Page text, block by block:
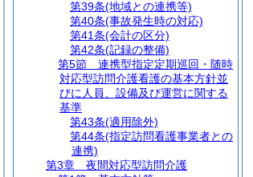
第39条(地域との連携等)
第40条(事故発生時の対応)
第41条(会計の区分)
第42条(記録の整備)
第5節
連携型指定定期巡回・随時
対応型訪問介護看護の基本方針並
びに人員、設備及び運営に関する
基準
第43条(適用除外)
第44条(指定訪問看護事業者との
連携)
第3章
夜間対応型訪問介護